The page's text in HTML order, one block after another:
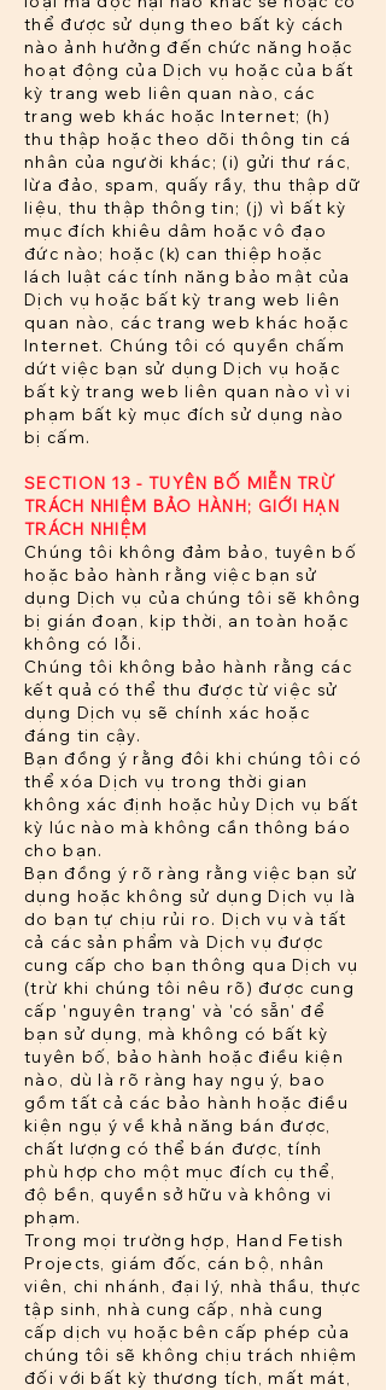
thể được sử dụng theo bất kỳ cách
nào ảnh hưởng đến chức năng hoặc
hoạt động của Dịch vụ hoặc của bất
kỳ trang web liên quan nào, các
trang web khác hoặc Internet; (h)
thu thập hoặc theo dõi thông tin cá
nhân của người khác; (i) gửi thư rác,
lừa đảo, spam, quấy rầy, thu thập dữ
liệu, thu thập thông tin; (j) vì bất kỳ
mục đích khiêu dâm hoặc vô đạo
đức nào; hoặc (k) can thiệp hoặc
lách luật các tính năng bảo mật của
Dịch vụ hoặc bất kỳ trang web liên
quan nào, các trang web khác hoặc
Internet. Chúng tôi có quyền chấm
dứt việc bạn sử dụng Dịch vụ hoặc
bất kỳ trang web liên quan nào vì vi
phạm bất kỳ mục đích sử dụng nào
bị cấm.
SECTION 13 - TUYÊN BỐ MIỄN TRỪ
TRÁCH NHIỆM BẢO HÀNH; GIỚI HẠN
TRÁCH NHIỆM
Chúng tôi không đảm bảo, tuyên bố
hoặc bảo hành rằng việc bạn sử
dụng Dịch vụ của chúng tôi sẽ không
bị gián đoạn, kịp thời, an toàn hoặc
không có lỗi.
Chúng tôi không bảo hành rằng các
kết quả có thể thu được từ việc sử
dụng Dịch vụ sẽ chính xác hoặc
đáng tin cậy.
Bạn đồng ý rằng đôi khi chúng tôi có
thể xóa Dịch vụ trong thời gian
không xác định hoặc hủy Dịch vụ bất
kỳ lúc nào mà không cần thông báo
cho bạn.
Bạn đồng ý rõ ràng rằng việc bạn sử
dụng hoặc không sử dụng Dịch vụ là
do bạn tự chịu rủi ro. Dịch vụ và tất
cả các sản phẩm và Dịch vụ được
cung cấp cho bạn thông qua Dịch vụ
(trừ khi chúng tôi nêu rõ) được cung
cấp 'nguyên trạng' và 'có sẵn' để
bạn sử dụng, mà không có bất kỳ
tuyên bố, bảo hành hoặc điều kiện
nào, dù là rõ ràng hay ngụ ý, bao
gồm tất cả các bảo hành hoặc điều
kiện ngụ ý về khả năng bán được,
chất lượng có thể bán được, tính
phù hợp cho một mục đích cụ thể,
độ bền, quyền sở hữu và không vi
phạm.
Trong mọi trường hợp, Hand Fetish
Projects, giám đốc, cán bộ, nhân
viên, chi nhánh, đại lý, nhà thầu, thực
tập sinh, nhà cung cấp, nhà cung
cấp dịch vụ hoặc bên cấp phép của
chúng tôi sẽ không chịu trách nhiệm
đối với bất kỳ thương tích, mất mát,